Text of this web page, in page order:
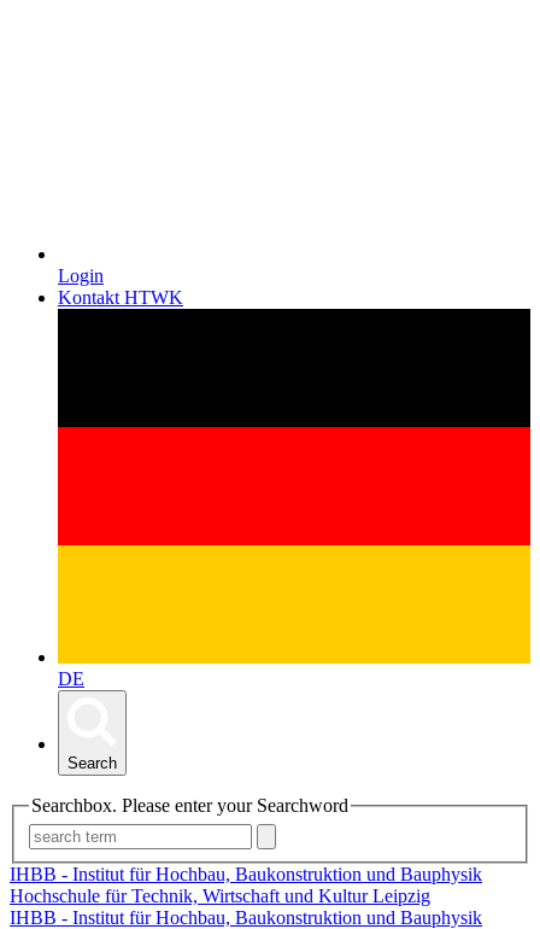
Login
Kontakt HTWK
DE
Search
Searchbox. Please enter your Searchword
IHBB - Institut für Hochbau, Baukonstruktion und Bauphysik
Hochschule für Technik, Wirtschaft und Kultur Leipzig
IHBB - Institut für Hochbau, Baukonstruktion und Bauphysik